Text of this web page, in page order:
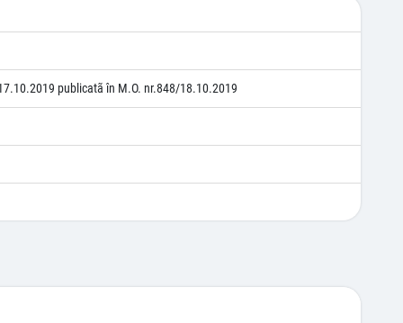
publicatã în M.O. nr.848/18.10.2019